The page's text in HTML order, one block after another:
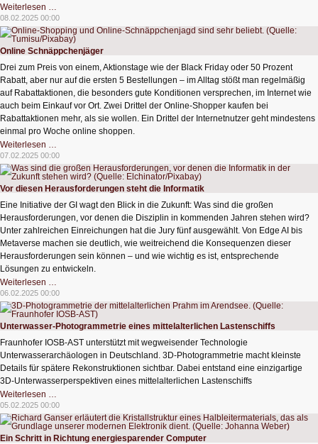
Weiterlesen …
Software
VoiceTracker
erkennt
Stimmprobleme
in
Echtzeit
08.02.2025 00:00
Online Schnäppchenjäger
Drei zum Preis von einem, Aktionstage wie der Black Friday oder 50 Prozent
Rabatt, aber nur auf die ersten 5 Bestellungen – im Alltag stößt man regelmäßig
auf Rabattaktionen, die besonders gute Konditionen versprechen, im Internet wie
auch beim Einkauf vor Ort. Zwei Drittel der Online-Shopper kaufen bei
Rabattaktionen mehr, als sie wollen. Ein Drittel der Internetnutzer geht mindestens
einmal pro Woche online shoppen.
Weiterlesen …
Schnäppchenjäger
07.02.2025 00:00
Vor diesen Herausforderungen steht die Informatik
Eine Initiative der GI wagt den Blick in die Zukunft: Was sind die großen
Herausforderungen, vor denen die Disziplin in kommenden Jahren stehen wird?
Unter zahlreichen Einreichungen hat die Jury fünf ausgewählt. Von Edge AI bis
Metaverse machen sie deutlich, wie weitreichend die Konsequenzen dieser
Herausforderungen sein können – und wie wichtig es ist, entsprechende
Lösungen zu entwickeln.
Weiterlesen …
diesen
Herausforderungen
steht
die
Informatik
06.02.2025 00:00
Unterwasser-Photogrammetrie eines mittelalterlichen Lastenschiffs
Fraunhofer IOSB-AST unterstützt mit wegweisender Technologie
Unterwasserarchäologen in Deutschland. 3D-Photogrammetrie macht kleinste
Details für spätere Rekonstruktionen sichtbar. Dabei entstand eine einzigartige
3D-Unterwasserperspektiven eines mittelalterlichen Lastenschiffs
Weiterlesen …
Photogrammetrie
eines
mittelalterlichen
Lastenschiffs
05.02.2025 00:00
Ein Schritt in Richtung energiesparender Computer